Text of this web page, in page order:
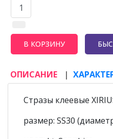
ОПИСАНИЕ
Стразы клеевые
размер: SS30